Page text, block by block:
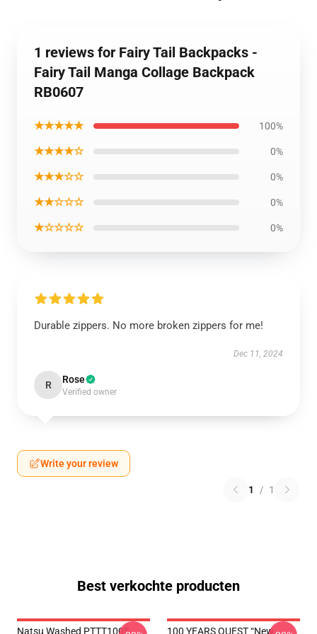
1 reviews for Fairy Tail Backpacks -
Fairy Tail Manga Collage Backpack
RB0607
★★★★★ 100%
★★★★☆ 0%
★★★☆☆ 0%
★★☆☆☆ 0%
★☆☆☆☆ 0%
Durable zippers. No more broken zippers for me!
Dec 11, 2024
R Rose
Verified owner
Write your review
1 / 1
Best verkochte producten
Natsu Washed PTTT1005
100 YEARS QUEST “New